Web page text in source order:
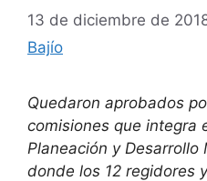
13 de diciembre de
Bajío
Quedaron aprobados
comisiones que integra
Planeación y Desarrollo
donde los 12 regidores